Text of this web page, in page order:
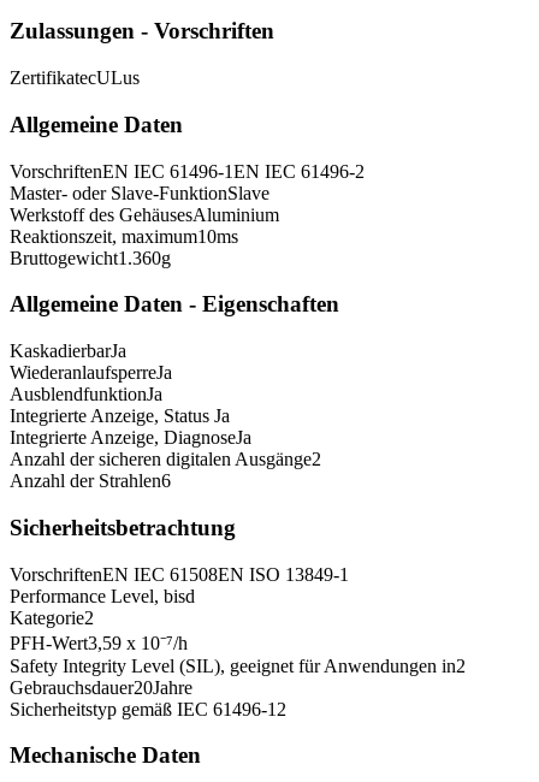
Zulassungen - Vorschriften
ZertifikatecULus
Allgemeine Daten
VorschriftenEN IEC 61496-1EN IEC 61496-2
Master- oder Slave-FunktionSlave
Werkstoff des GehäusesAluminium
Reaktionszeit, maximum10ms
Bruttogewicht1.360g
Allgemeine Daten - Eigenschaften
KaskadierbarJa
WiederanlaufsperreJa
AusblendfunktionJa
Integrierte Anzeige, Status Ja
Integrierte Anzeige, DiagnoseJa
Anzahl der sicheren digitalen Ausgänge2
Anzahl der Strahlen6
Sicherheitsbetrachtung
VorschriftenEN IEC 61508EN ISO 13849-1
Performance Level, bisd
Kategorie2
PFH-Wert3,59 x 10⁻⁷/h
Safety Integrity Level (SIL), geeignet für Anwendungen in2
Gebrauchsdauer20Jahre
Sicherheitstyp gemäß IEC 61496-1 2
Mechanische Daten